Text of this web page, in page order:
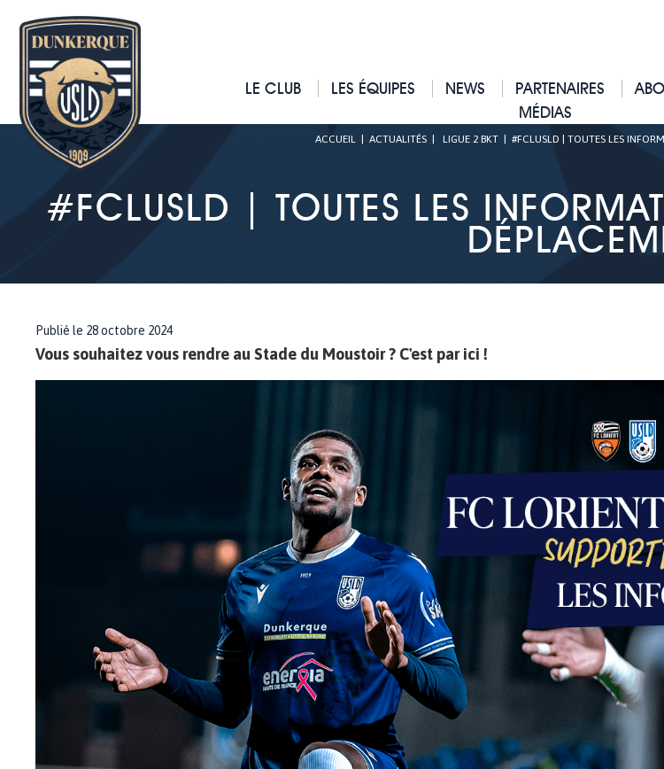
LE CLUB LES ÉQUIPES NEWS PARTENAIRES
MÉDIAS
ACCUEIL| ACTUALITÉS| LIGUE 2 BKT| #FCLUSLD | TOUTES LES
#FCLUSLD | TOUTES LES
Publié le 28 octobre 2024
Vous souhaitez vous rendre au Stade du Moustoir ? C'est par ici !